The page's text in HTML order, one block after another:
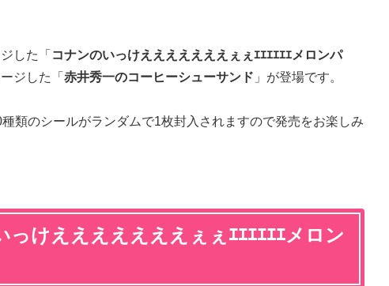
した「 コナンのいっけえええええええぇぇｴｴｴｴｴｴメロンパ
ジした「 赤井秀一のコーヒーシューサンド 」が登場です。
類のシールがランダムで1枚封入されますので発売をお楽しみ
っけえええええええぇぇｴｴｴｴｴｴメロン